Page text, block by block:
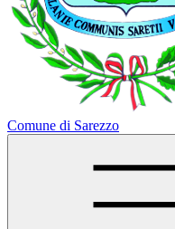
Comune di Sarezzo